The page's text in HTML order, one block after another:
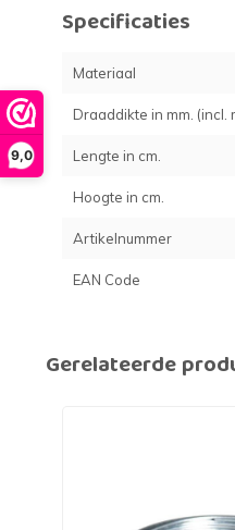
9,0
Specificaties
Materiaal
Draaddikte in mm. (incl.
Lengte in cm.
Hoogte in cm.
Artikelnummer
EAN Code
Gerelateerde